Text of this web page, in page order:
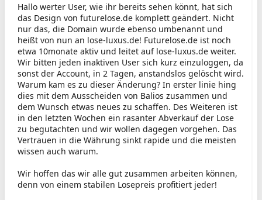
Hallo werter User, wie ihr bereits sehen könnt, hat sich
das Design von futurelose.de komplett geändert. Nicht
nur das, die Domain wurde ebenso umbenannt und
heißt von nun an lose-luxus.de! Futurelose.de ist noch
etwa 10monate aktiv und leitet auf lose-luxus.de weiter.
Wir bitten jeden inaktiven User sich kurz einzuloggen, da
sonst der Account, in 2 Tagen, anstandslos gelöscht wird.
Warum kam es zu dieser Änderung? In erster linie hing
dies mit dem Ausscheiden von Balios zusammen und
dem Wunsch etwas neues zu schaffen. Des Weiteren ist
in den letzten Wochen ein rasanter Abverkauf der Lose
zu begutachten und wir wollen dagegen vorgehen. Das
Vertrauen in die Währung sinkt rapide und die meisten
wissen auch warum.
Wir hoffen das wir alle gut zusammen arbeiten können,
denn von einem stabilen Losepreis profitiert jeder!